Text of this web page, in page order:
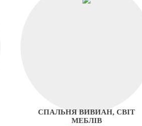
СПАЛЬНЯ ВИВИАН, СВІТ
МЕБЛІВ